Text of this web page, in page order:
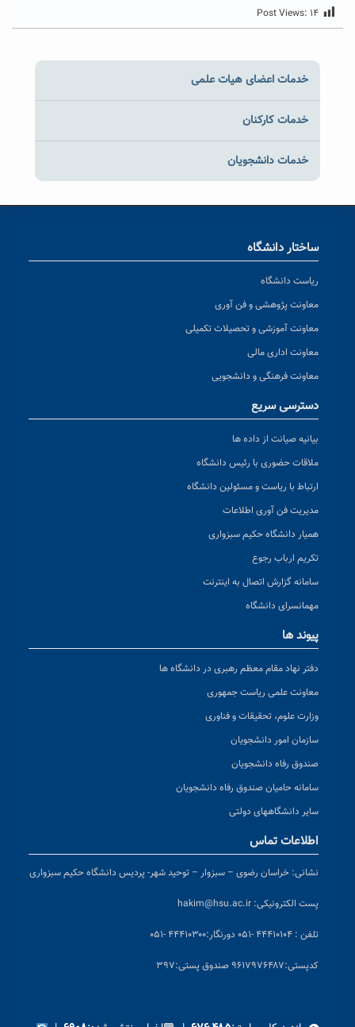
Post Views: ۱۴
خدمات اعضای هیات علمی
خدمات کارکنان
خدمات دانشجویان
ساختار دانشگاه
ریاست دانشگاه
معاونت پژوهشی و فن آوری
معاونت آموزشی و تحصیلات تکمیلی
معاونت اداری مالی
معاونت فرهنگی و دانشجویی
دسترسی سریع
بیانیه صیانت از داده ها
ملاقات حضوری با رئیس دانشگاه
ارتباط با ریاست و مسئولین دانشگاه
مدیریت فن آوری اطلاعات
همیار دانشگاه حکیم سبزواری
تکریم ارباب رجوع
سامانه گزارش اتصال به اینترنت
مهمانسرای دانشگاه
پیوند ها
دفتر نهاد مقام معظم رهبری در دانشگاه ها
معاونت علمی ریاست جمهوری
وزارت علوم، تحقیقات و فناوری
سازمان امور دانشجویان
صندوق رفاه دانشجویان
سامانه حامیان صندوق رفاه دانشجویان
سایر دانشگاههای دولتی
اطلاعات تماس
نشانی: خراسان رضوی – سبزوار – توحید شهر- پردیس دانشگاه حکیم سبزواری
پست الکترونیکی: hakim@hsu.ac.ir
تلفن : ۴۴۴۱۰۱۰۴ -۰۵۱ دورنگار:۴۴۴۱۰۳۰۰ -۰۵۱
کدپستی:۹۶۱۷۹۷۶۴۸۷ صندوق پستی:۳۹۷